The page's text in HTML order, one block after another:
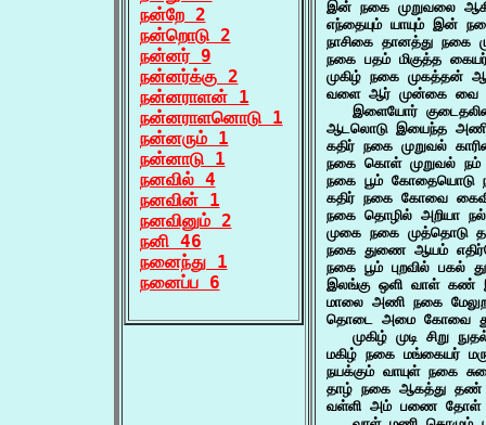
நன்றே 2
நன்றொடு 2
நன்னர் 9
நன்னர்க்கு 2
நன்னராளன் 1
நன்னராளனொடு 1
நன்னரும் 1
நன்னாடு 1
நனவில் 4
நனவின் 1
நனவினும் 2
நனி 46
நனைந்து 1
நனைப்ப 6
இன் நகை முறுவலை
எந்தையும் யாயும் இன்
நாசிகை தானத்து நகை
நகை பதம் மிகுத்த
முகிழ் நகை முகத்தன்
வளை ஆர் முன்கை வை
இளையோர்
ஆடலொடு இயைந்த
கதிர் நகை முறுவல்
நகை கொள் முறுவல் நம்
நகை பூம் கோதையொடு
கதிர் நகை கோவை
நகை தொழில் அறியா
முகை நகை முத்தொடு
நகை துணை ஆயம்
நகை பூம் புறவில் பகல்
இலங்கு ஒளி வாள்
மாலை அணி நகை
தொடை அமை கோவை
முகிழ் முடி சிறு
மகிழ் நகை மங்கையர்
நயக்கும் வாயுள் நகை
தாழ் நகை ஆகத்து தண்
வள்ளி அம் பணை தோள்